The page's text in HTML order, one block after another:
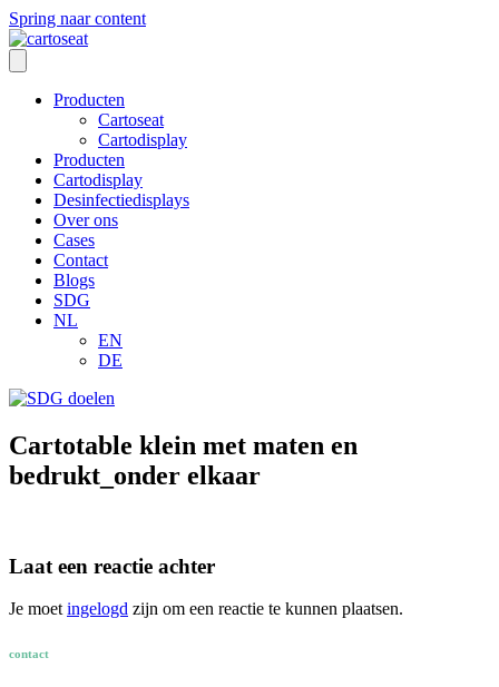
Spring naar content
Producten
Cartoseat
Cartodisplay
Producten
Cartodisplay
Desinfectiedisplays
Over ons
Cases
Contact
Blogs
SDG
NL
EN
DE
Cartotable klein met maten en
bedrukt_onder elkaar
Laat een reactie achter
Je moet ingelogd zijn om een reactie te kunnen plaatsen.
contact